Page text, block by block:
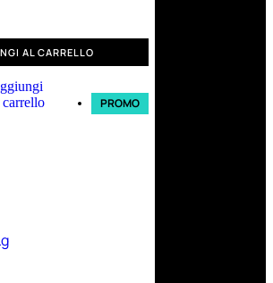
AL CARRELLO
carrello
PROMO